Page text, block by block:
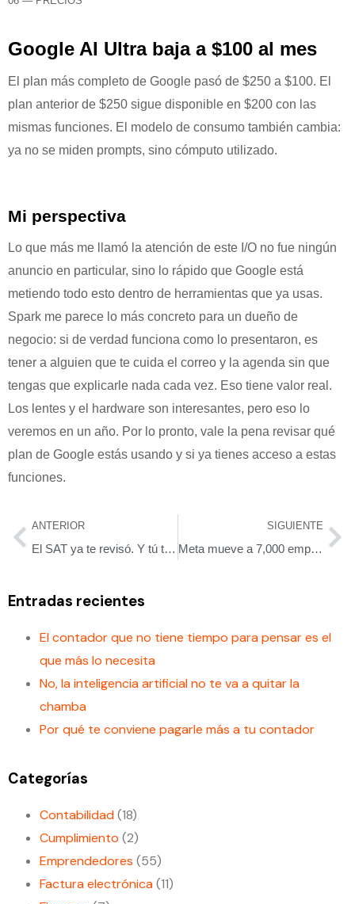
Google AI Ultra baja a $100 al mes
El plan más completo de Google pasó de $250 a $100. El
plan anterior de $250 sigue disponible en $200 con las
mismas funciones. El modelo de consumo también cambia:
ya no se miden prompts, sino cómputo utilizado.
Mi perspectiva
Lo que más me llamó la atención de este I/O no fue ningún
anuncio en particular, sino lo rápido que Google está
metiendo todo esto dentro de herramientas que ya usas.
Spark me parece lo más concreto para un dueño de
negocio: si de verdad funciona como lo presentaron, es
tener a alguien que te cuida el correo y la agenda sin que
tengas que explicarle nada cada vez. Eso tiene valor real.
Los lentes y el hardware son interesantes, pero eso lo
veremos en un año. Por lo pronto, vale la pena revisar qué
plan de Google estás usando y si ya tienes acceso a estas
funciones.
ANTERIOR
El SAT ya te revisó. Y tú todavía no lo sabes.
SIGUIENTE
Meta mueve a 7,000 empleados a roles de IA mientras recorta a otros 8,000
Entradas recientes
El contador que no tiene tiempo para pensar es el
que más lo necesita
No, la inteligencia artificial no te va a quitar la
chamba
Por qué te conviene pagarle más a tu contador
Categorías
Contabilidad(18)
Cumplimiento (2)
Emprendedores (55)
Factura electrónica(11)